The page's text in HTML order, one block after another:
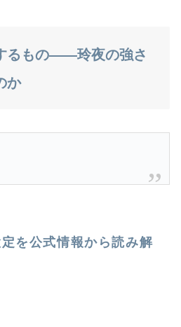
るもの――玲夜の強さ
か
を公式情報から読み解